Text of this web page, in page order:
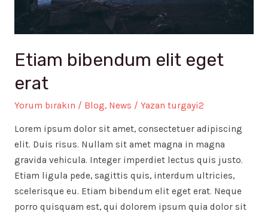
Etiam bibendum elit eget
erat
Yorum bırakın / Blog, News / Yazan turgayi2
Lorem ipsum dolor sit amet, consectetuer adipiscing
elit. Duis risus. Nullam sit amet magna in magna
gravida vehicula. Integer imperdiet lectus quis justo.
Etiam ligula pede, sagittis quis, interdum ultricies,
scelerisque eu. Etiam bibendum elit eget erat. Neque
porro quisquam est, qui dolorem ipsum quia dolor sit